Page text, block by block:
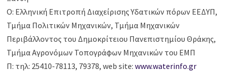
Ο: Ελληνική Επιτροπή Διαχείρισης Υδατικών πόρων ΕΕΔΥΠ,
Τμήμα Πολιτικών Μηχανικών, Τμήμα Μηχανικών
Περιβάλλοντος του Δημοκρίτειου Πανεπιστημίου Θράκης,
Τμήμα Αγρονόμων Τοπογράφων Μηχανικών του ΕΜΠ
Π: τηλ: 25410-78113, 79378, web site:www.waterinfo.gr